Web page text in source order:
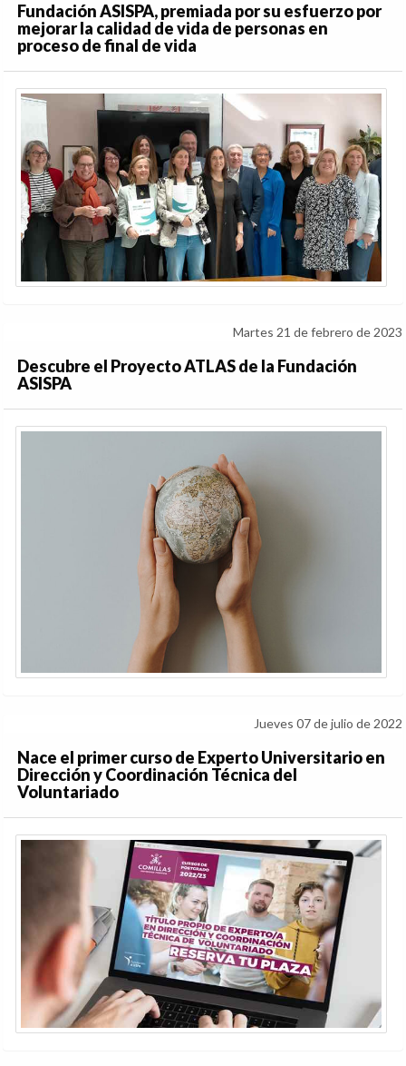
Fundación ASISPA, premiada por su esfuerzo por
mejorar la calidad de vida de personas en
proceso de final de vida
Martes 21 de febrero de 2023
Descubre el Proyecto ATLAS de la Fundación
ASISPA
Jueves 07 de julio de 2022
Nace el primer curso de Experto Universitario en
Dirección y Coordinación Técnica del
Voluntariado